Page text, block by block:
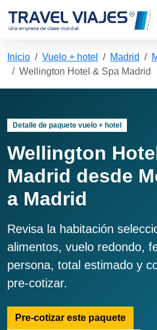
Inicio Vuelo + hotel Madrid
Wellington Hotel & Spa Madrid
Detalle de paquete vuelo + hotel
Wellington
Madrid desde
a Madrid
Revisa la habitación
alimentos, vuelo redondo,
persona, total estimado y
pre-cotizar.
Pre-cotizar este paquete